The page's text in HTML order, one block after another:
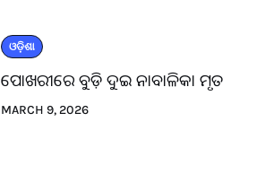
ଓଡ଼ିଶା
ପୋଖରୀରେ ବୁଡ଼ି ଦୁଇ ନାବାଳିକା ମୃତ
MARCH 9, 2026